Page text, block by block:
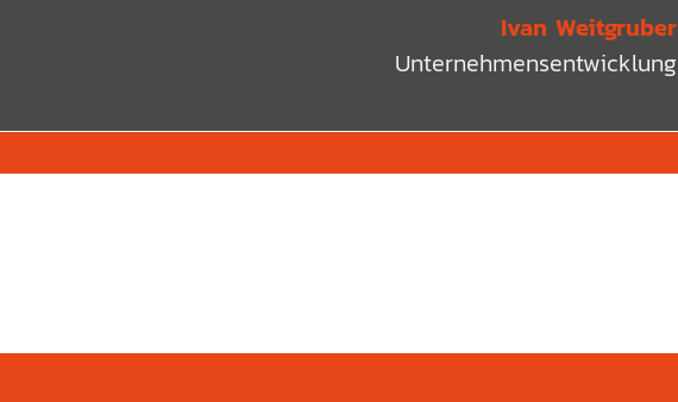
Ivan Weitgruber
Unternehmensentwicklung